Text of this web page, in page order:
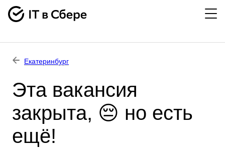
Екатеринбург
Эта вакансия
закрыта, 😔 но есть
ещё!